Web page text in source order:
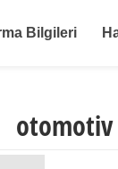
Bilgileri
otomotiv